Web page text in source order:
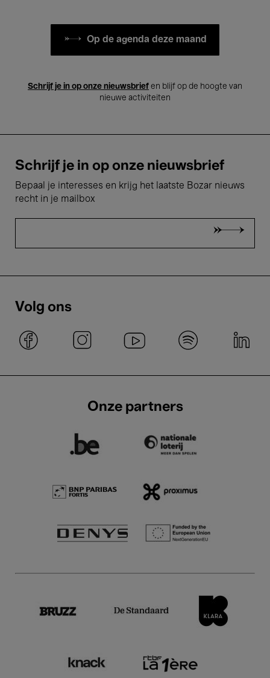
Op de agenda deze maand
Schrijf je in op onze nieuwsbrief en blijf op de hoogte van
nieuwe activiteiten
Schrijf je in op onze nieuwsbrief
Bepaal je interesses en krijg het laatste Bozar nieuws
recht in je mailbox
Volg ons
Onze partners